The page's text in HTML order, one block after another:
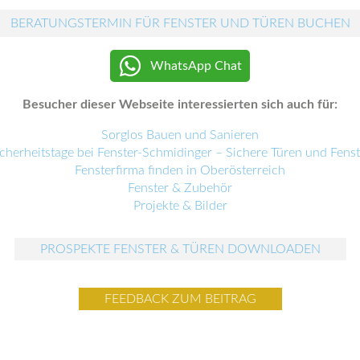
BERATUNGSTERMIN FÜR FENSTER UND TÜREN BUCHEN
WhatsApp Chat
Besucher dieser Webseite interessierten sich auch für:
Sorglos Bauen und Sanieren
bei Fenster-Schmidinger – Sichere Türen und
Fensterfirma finden in Oberösterreich
Fenster & Zubehör
Projekte & Bilder
PROSPEKTE FENSTER & TÜREN DOWNLOADEN
FEEDBACK ZUM BEITRAG